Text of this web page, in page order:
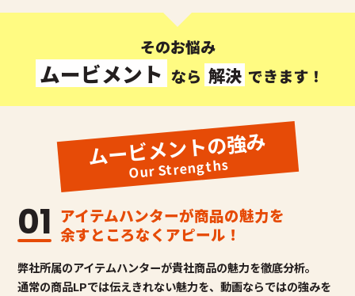
そのお悩み
ムービメント なら 解決 できます！
ムービメントの強み
Our Strengths
01 アイテムハンターが商品の魅力を
余すところなくアピール！
弊社所属のアイテムハンターが貴社商品の魅力を徹底分析。
通常の商品LPでは伝えきれない魅力を、動画ならではの強みを